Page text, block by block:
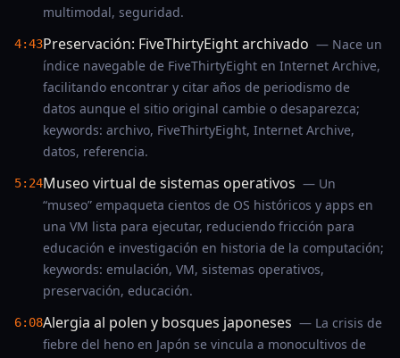
multimodal, seguridad.
4:43Preservación: FiveThirtyEight archivado — Nace un
índice navegable de FiveThirtyEight en Internet Archive,
facilitando encontrar y citar años de periodismo de
datos aunque el sitio original cambie o desaparezca;
keywords: archivo, FiveThirtyEight, Internet Archive,
datos, referencia.
5:24Museo virtual de sistemas operativos — Un
“museo” empaqueta cientos de OS históricos y apps en
una VM lista para ejecutar, reduciendo fricción para
educación e investigación en historia de la computación;
keywords: emulación, VM, sistemas operativos,
preservación, educación.
6:08Alergia al polen y bosques japoneses — La crisis de
fiebre del heno en Japón se vincula a monocultivos de